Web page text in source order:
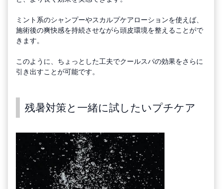
ミント系のシャンプーやスカルプケアローションを使えば、
施術後の爽快感を持続させながら頭皮環境を整えることがで
きます。
このように、ちょっとした工夫でクールスパの効果をさらに
引き出すことが可能です。
残暑対策と一緒に試したいプチケア